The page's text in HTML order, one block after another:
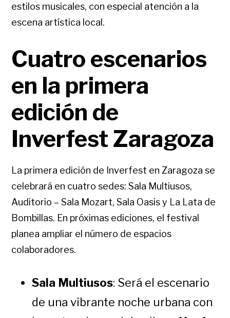
estilos musicales, con especial atención a la
escena artística local.
Cuatro escenarios
en la primera
edición de
Inverfest Zaragoza
La primera edición de Inverfest en Zaragoza se
celebrará en cuatro sedes: Sala Multiusos,
Auditorio – Sala Mozart, Sala Oasis y La Lata de
Bombillas. En próximas ediciones, el festival
planea ampliar el número de espacios
colaboradores.
Sala Multiusos: Será el escenario
de una vibrante noche urbana con